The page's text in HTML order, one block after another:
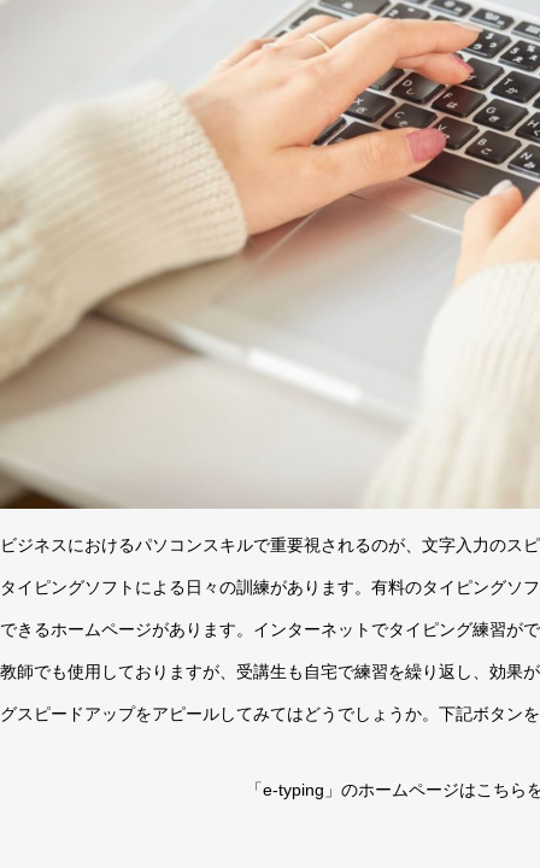
ビジネスにおけるパソコンスキルで重要視されるのが、文字入力のス
タイピングソフトによる日々の訓練があります。有料のタイピングソ
できるホームページがあります。インターネットでタイピング練習が
教師でも使用しておりますが、受講生も自宅で練習を繰り返し、効果
グスピードアップをアピールしてみてはどうでしょうか。下記ボタン
「e-typing」のホームページはこちら